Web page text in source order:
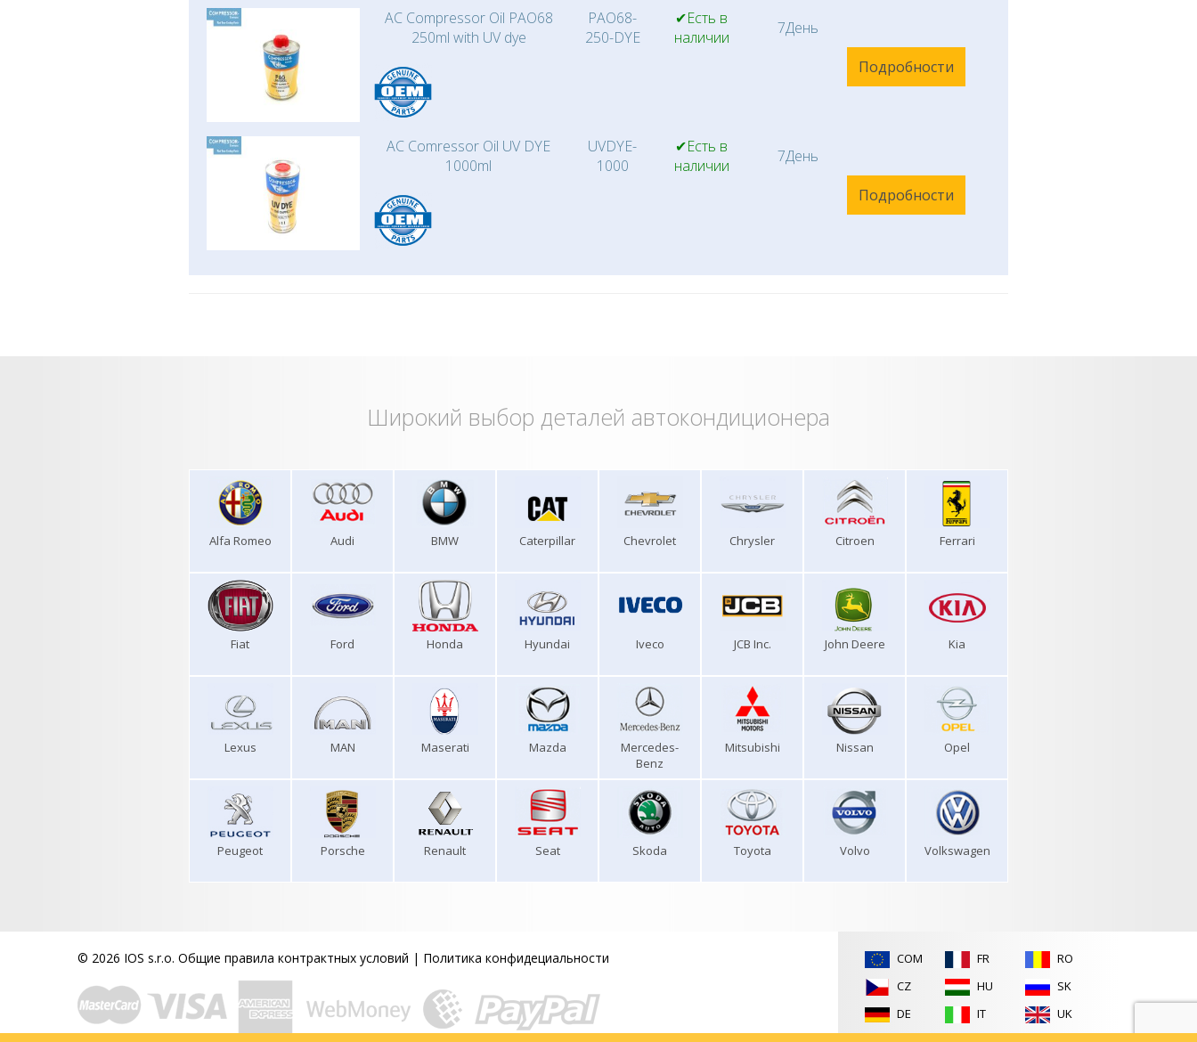
AC Compressor Oil PAO68
250ml with UV dye
PAO68-
250-DYE
✔Есть в
наличии
7День
Подробности
AC Comressor Oil UV DYE
1000ml
UVDYE-
1000
✔Есть в
наличии
7День
Подробности
Широкий выбор деталей автокондиционера
Alfa Romeo Audi BMW Caterpillar Chevrolet Chrysler Citroen Ferrari
Fiat Ford Honda Hyundai Iveco JCB Inc. John Deere Kia
Lexus MAN Maserati Mazda
Mercedes-
Benz
Mitsubishi Nissan Opel
Peugeot Porsche Renault Seat Skoda Toyota Volvo Volkswagen
© 2026 IOS s.r.o. Общие правила контрактных условий | Политика конфидециальности
COM
CZ
DE
FR
HU
IT
RO
SK
UK